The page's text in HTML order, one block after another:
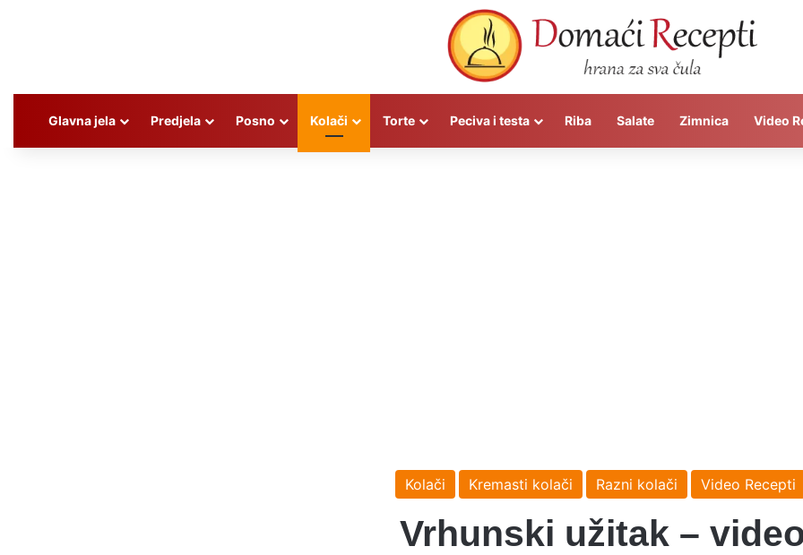
Glavna jela Predjela Posno Kolači Torte Peciva i testa Riba Salate Zimnica Video
Kolači Kremasti kolači Razni kolači Video Recepti
Vrhunski užitak –